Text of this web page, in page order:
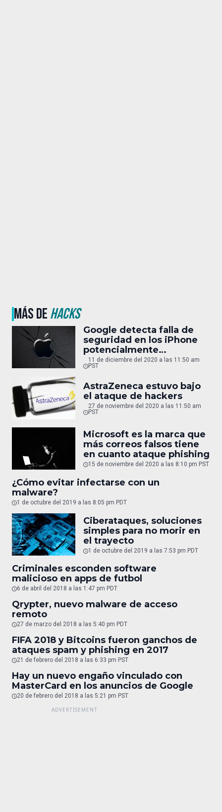
MÁS DEHACKS
Google detecta falla de
seguridad en los iPhone
potencialmente
catastrófica
11 de diciembre del 2020 a las 11:50 am
PST
AstraZeneca estuvo bajo
el ataque de hackers
27 de noviembre del 2020 a las 11:50 am
PST
Microsoft es la marca que
más correos falsos tiene
en cuanto ataque phishing
15 de noviembre del 2020 a las 8:10 pm PST
¿Cómo evitar infectarse con un
malware?
1 de octubre del 2019 a las 8:05 pm PDT
Ciberataques, soluciones
simples para no morir en
el trayecto
1 de octubre del 2019 a las 7:53 pm PDT
Criminales esconden software
malicioso en apps de futbol
6 de abril del 2018 a las 1:47 pm PDT
Qrypter, nuevo malware de acceso
remoto
27 de marzo del 2018 a las 5:40 pm PDT
FIFA 2018 y Bitcoins fueron ganchos de
ataques spam y phishing en 2017
21 de febrero del 2018 a las 6:33 pm PST
Hay un nuevo engaño vinculado con
MasterCard en los anuncios de Google
20 de febrero del 2018 a las 5:21 pm PST